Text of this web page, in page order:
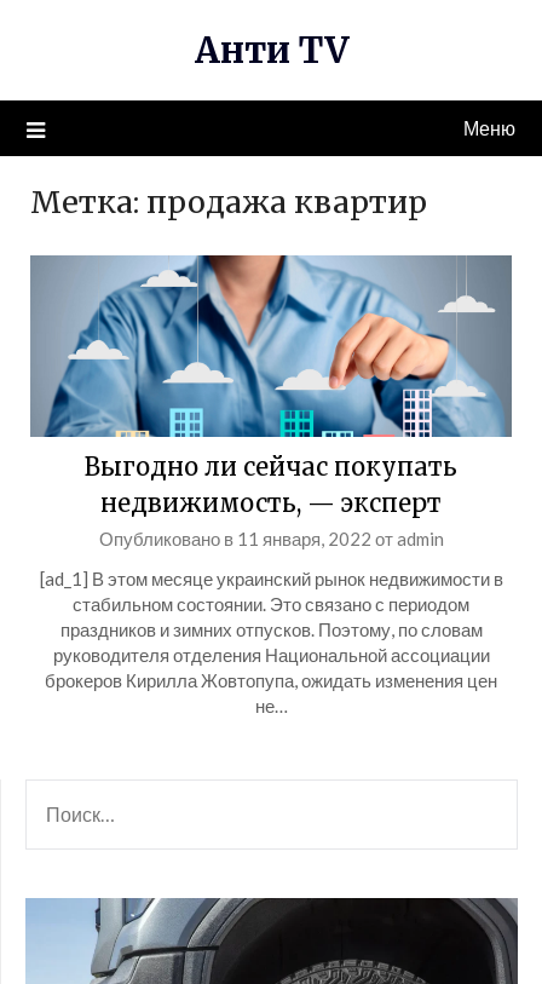
Анти TV
Меню
Метка: продажа квартир
Выгодно ли сейчас покупать
недвижимость, — эксперт
Опубликовано в 11 января, 2022 отadmin
[ad_1] В этом месяце украинский рынок недвижимости в
стабильном состоянии. Это связано с периодом
праздников и зимних отпусков. Поэтому, по словам
руководителя отделения Национальной ассоциации
брокеров Кирилла Жовтопупа, ожидать изменения цен
не…